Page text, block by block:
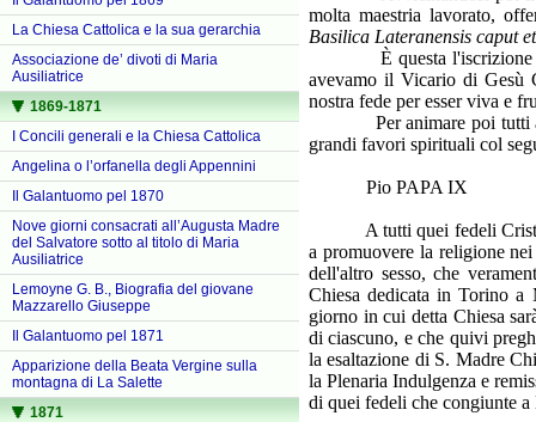
La Chiesa Cattolica e la sua gerarchia
Associazione de’ divoti di Maria
Ausiliatrice
1869-1871
I Concili generali e la Chiesa Cattolica
Angelina o l’orfanella degli Appennini
Il Galantuomo pel 1870
Nove giorni consacrati all’Augusta Madre
del Salvatore sotto al titolo di Maria
Ausiliatrice
Lemoyne G. B., Biografia del giovane
Mazzarello Giuseppe
Il Galantuomo pel 1871
Apparizione della Beata Vergine sulla
montagna di La Salette
1871
molta maestria lavorato,
Basilica Lateranensis caput
È questa l'iscrizione che
avevamo il Vicario di Gesù
nostra fede per esser viva e
Per animare poi tutti a
grandi favori spirituali col
Pio PAPA IX
A tutti quei fedeli Cristiani,
a promuovere la religione
dell'altro sesso, che
Chiesa dedicata in Torino
giorno in cui detta Chiesa
di ciascuno, e che quivi
la esaltazione di S. Madre
la Plenaria Indulgenza e
di quei fedeli che congiunte a